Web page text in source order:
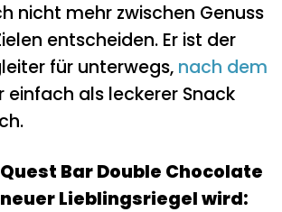
nicht mehr zwischen Genuss
entscheiden. Er ist der
für unterwegs, nach dem
einfach als leckerer Snack
Bar Double Chocolate
Lieblingsriegel wird: